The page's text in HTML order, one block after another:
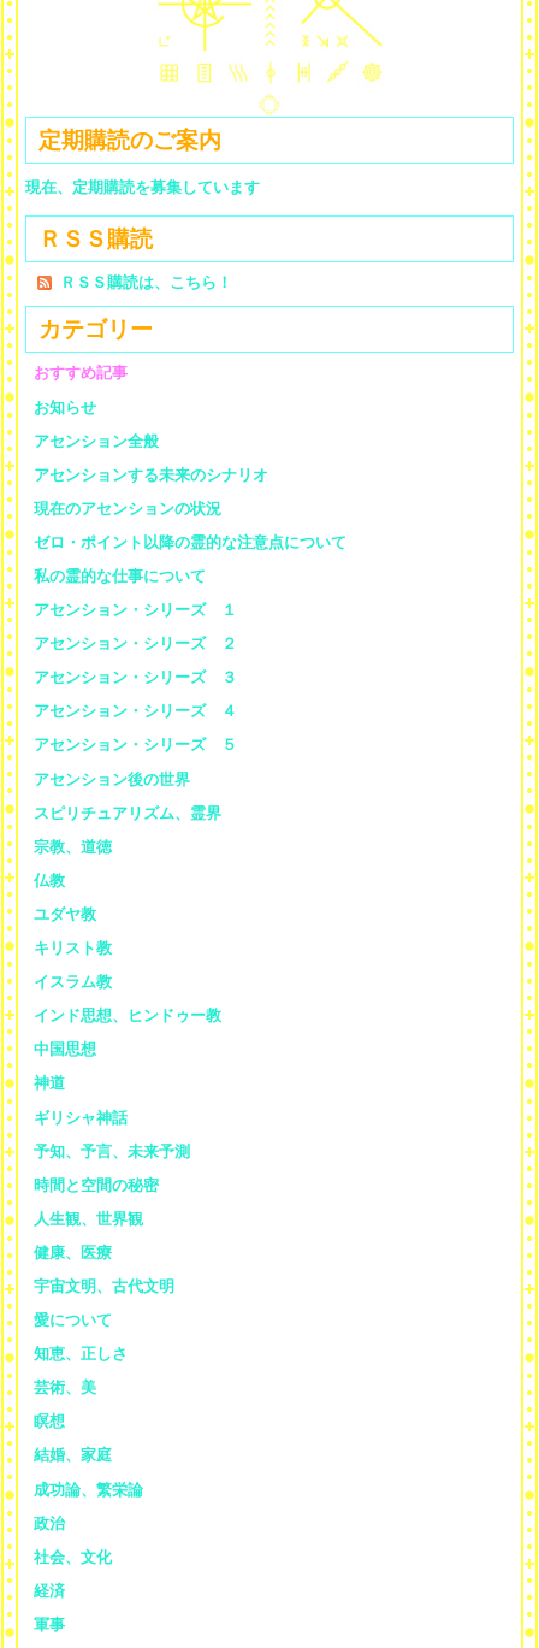
定期購読のご案内
現在、定期購読を募集しています
ＲＳＳ購読
ＲＳＳ購読は、こちら！
カテゴリー
おすすめ記事
お知らせ
アセンション全般
アセンションする未来のシナリオ
現在のアセンションの状況
ゼロ・ポイント以降の霊的な注意点について
私の霊的な仕事について
アセンション・シリーズ １
アセンション・シリーズ ２
アセンション・シリーズ ３
アセンション・シリーズ ４
アセンション・シリーズ ５
アセンション後の世界
スピリチュアリズム、霊界
宗教、道徳
仏教
ユダヤ教
キリスト教
イスラム教
インド思想、ヒンドゥー教
中国思想
神道
ギリシャ神話
予知、予言、未来予測
時間と空間の秘密
人生観、世界観
健康、医療
宇宙文明、古代文明
愛について
知恵、正しさ
芸術、美
瞑想
結婚、家庭
成功論、繁栄論
政治
社会、文化
経済
軍事